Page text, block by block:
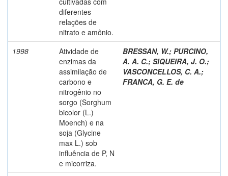
diferentes
relações de
nitrato e amônio.
1998
Atividade de
enzimas da
assimilação de
carbono e
nitrogênio no
sorgo (Sorghum
bicolor (L.)
Moench) e na
soja (Glycine
max L.) sob
influência de P, N
e micorriza.
BRESSAN, W.; PURCINO,
A. A. C.; SIQUEIRA, J. O.;
VASCONCELLOS, C. A.;
FRANCA, G. E. de